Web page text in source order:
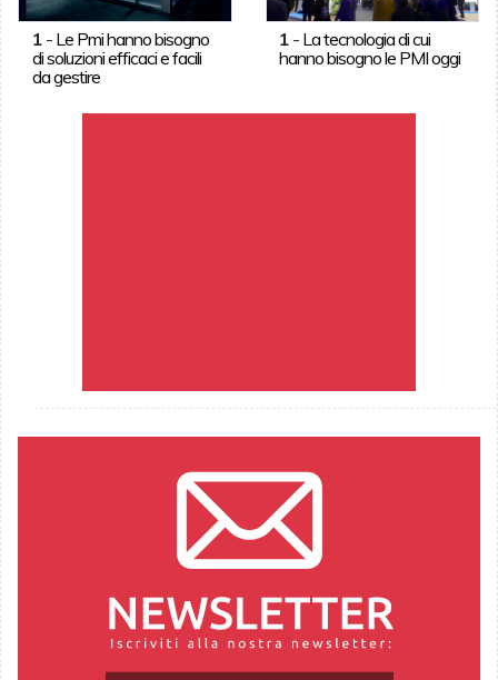
1- Le Pmi hanno bisogno
di soluzioni efficaci e facili
da gestire
1 - La tecnologia di cui
hanno bisogno le PMI oggi